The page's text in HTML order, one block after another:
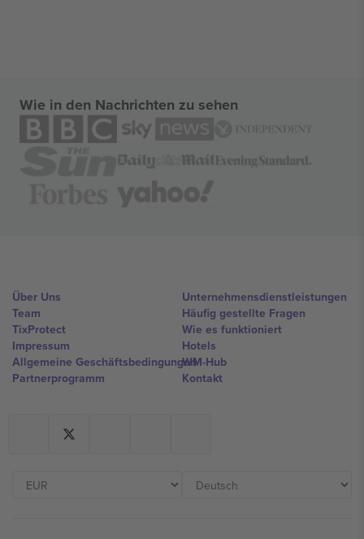
Wie in den Nachrichten zu sehen
Über Uns
Team
TixProtect
Impressum
Allgemeine Geschäftsbedingungen
Partnerprogramm
Unternehmensdienstleistungen
Häufig gestellte Fragen
Wie es funktioniert
Hotels
WM-Hub
Kontakt